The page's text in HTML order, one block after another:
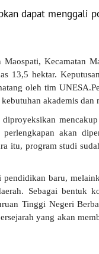
dapat menggali
Kecamatan
13,5 hektar.
oleh tim UNESA.
akademis dan
akan
itu, program studi
baru,
Sebagai bentuk
Tinggi Negeri
yang akan